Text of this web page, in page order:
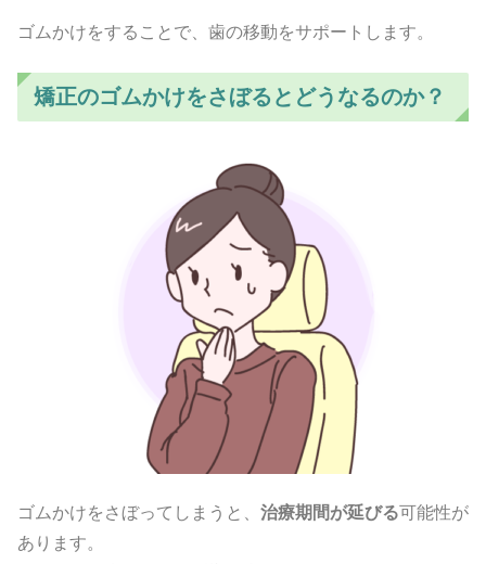
ゴムかけをすることで、歯の移動をサポートします。
矯正のゴムかけをさぼるとどうなるのか？
ゴムかけをさぼってしまうと、 治療期間が延びる可能性が
あります。